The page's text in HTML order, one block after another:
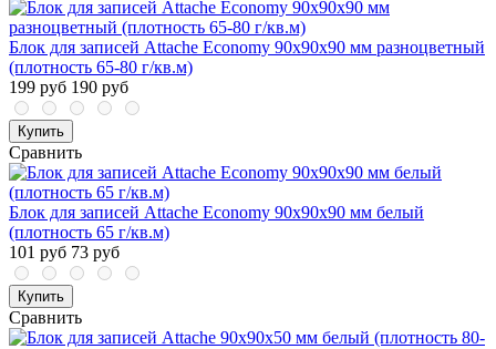
Блок для записей Attache Economy 90x90x90 мм разноцветный
(плотность 65-80 г/кв.м)
199 руб 190 руб
Купить
Сравнить
Блок для записей Attache Economy 90x90x90 мм белый
(плотность 65 г/кв.м)
101 руб 73 руб
Купить
Сравнить